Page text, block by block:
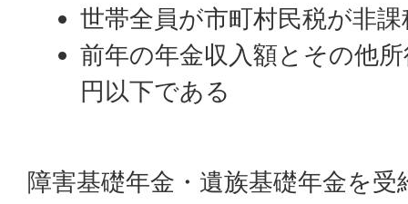
世帯全員が市町村民税が非
前年の年金収入額とその他
円以下である
障害基礎年金・遺族基礎年金を